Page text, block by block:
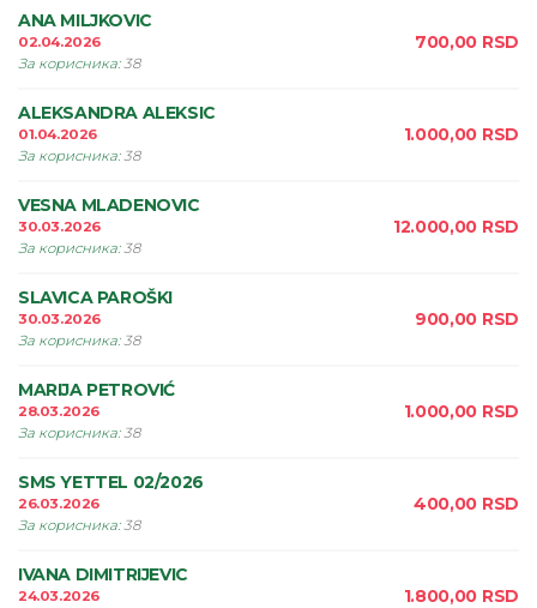
ANA MILJKOVIC
02.04.2026
За корисника:38
700,00 RSD
ALEKSANDRA ALEKSIC
01.04.2026
За корисника:38
1.000,00 RSD
VESNA MLADENOVIC
30.03.2026
За корисника:38
12.000,00 RSD
SLAVICA PAROŠKI
30.03.2026
За корисника:38
900,00 RSD
MARIJA PETROVIĆ
28.03.2026
За корисника:38
1.000,00 RSD
SMS YETTEL 02/2026
26.03.2026
За корисника:38
400,00 RSD
IVANA DIMITRIJEVIC
24.03.2026
1.800,00 RSD